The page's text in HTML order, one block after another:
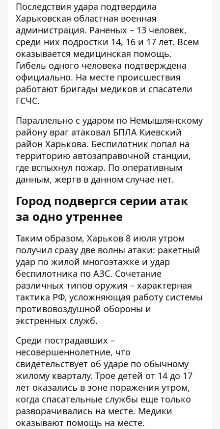
Последствия удара подтвердила
Харьковская областная военная
администрация. Раненых – 13 человек,
среди них подростки 14, 16 и 17 лет. Всем
оказывается медицинская помощь.
Гибель одного человека подтверждена
официально. На месте происшествия
работают бригады медиков и спасатели
ГСЧС.
Параллельно с ударом по Немышлянскому
району враг атаковал БПЛА Киевский
район Харькова. Беспилотник попал на
территорию автозаправочной станции,
где вспыхнул пожар. По оперативным
данным, жертв в данном случае нет.
Город подвергся серии атак
за одно утреннее
Таким образом, Харьков 8 июля утром
получил сразу две волны атаки: ракетный
удар по жилой многоэтажке и удар
беспилотника по АЗС. Сочетание
различных типов оружия – характерная
тактика РФ, усложняющая работу системы
противовоздушной обороны и
экстренных служб.
Среди пострадавших –
несовершеннолетние, что
свидетельствует об ударе по обычному
жилому кварталу. Трое детей от 14 до 17
лет оказались в зоне поражения утром,
когда спасательные службы еще только
разворачивались на месте. Медики
оказывают помощь на месте.